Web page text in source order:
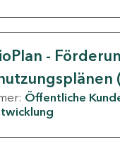
-
Öffentliche